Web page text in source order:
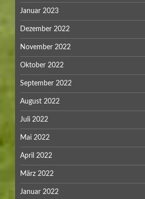
Januar 2023
Dezember 2022
November 2022
Oktober 2022
September 2022
August 2022
Juli 2022
Mai 2022
April 2022
März 2022
Januar 2022